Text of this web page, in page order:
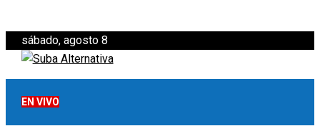
sábado, agosto 8
EN VIVO